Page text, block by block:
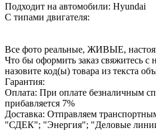
Подходит на автомобили: Hyundai
С типами двигателя:
Все фото реальные, ЖИВЫЕ,
Что бы оформить заказ свяжитесь
назовите код(ы) товара из текста
Гарантия:
Оплата: При оплате безналичным
прибавляется 7%
Доставка: Отправляем
"СДЕК"; "Энергия"; "Деловые